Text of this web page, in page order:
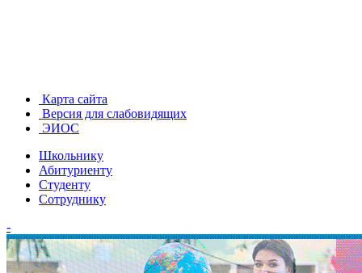
Карта сайта
Версия для слабовидящих
ЭИОС
Школьнику
Абитуриенту
Студенту
Сотруднику
-